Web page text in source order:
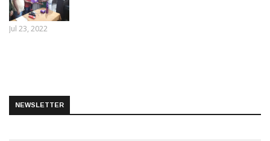
Jul 23, 2022
NEWSLETTER